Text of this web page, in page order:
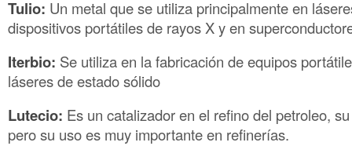
Tulio: Un metal que se utiliza principalmente en
dispositivos portátiles de rayos X y en
Iterbio: Se utiliza en la fabricación de equipos
láseres de estado sólido
Lutecio: Es un catalizador en el refino del petroleo,
pero su uso es muy importante en refinerías.